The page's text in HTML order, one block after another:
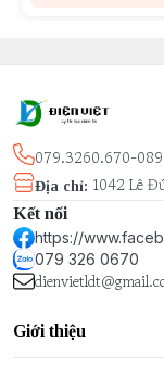
079.3260.670-
Địa chỉ: 1042 Lê
Kết nối
https://
079 326 0670
Giới thiệu